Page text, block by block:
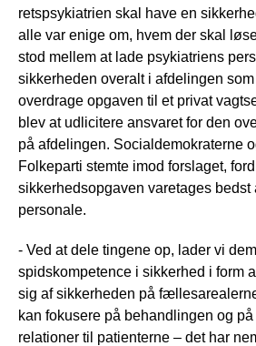
retspsykiatrien skal have en
alle var enige om, hvem der skal
stod mellem at lade psykiatriens
sikkerheden overalt i afdelingen
overdrage opgaven til et privat
blev at udlicitere ansvaret for den
på afdelingen. Socialdemokraterne
Folkeparti stemte imod forslaget,
sikkerhedsopgaven varetages bedst
personale.
- Ved at dele tingene op, lader vi
spidskompetence i sikkerhed i form
sig af sikkerheden på
kan fokusere på behandlingen og
relationer til patienterne – det har